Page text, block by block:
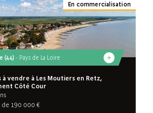
En commercialisation
(44) - Pays de La Loire
à vendre à Les Moutiers en Retz,
Côté Cour
190 000 €